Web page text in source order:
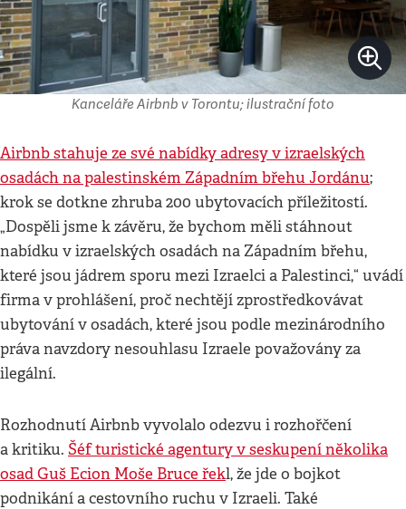
Kanceláře Airbnb v Torontu; ilustrační foto
Airbnb stahuje ze své nabídky adresy v izraelských
osadách na palestinském Západním břehu Jordánu;
krok se dotkne zhruba 200 ubytovacích příležitostí.
„Dospěli jsme k závěru, že bychom měli stáhnout
nabídku v izraelských osadách na Západním břehu,
které jsou jádrem sporu mezi Izraelci a Palestinci,“ uvádí
firma v prohlášení, proč nechtějí zprostředkovávat
ubytování v osadách, které jsou podle mezinárodního
práva navzdory nesouhlasu Izraele považovány za
ilegální.
Rozhodnutí Airbnb vyvolalo odezvu i rozhořčení
a kritiku. Šéf turistické agentury v seskupení několika
osad Guš Ecion Moše Bruce řekl, že jde o bojkot
podnikání a cestovního ruchu v Izraeli. Také